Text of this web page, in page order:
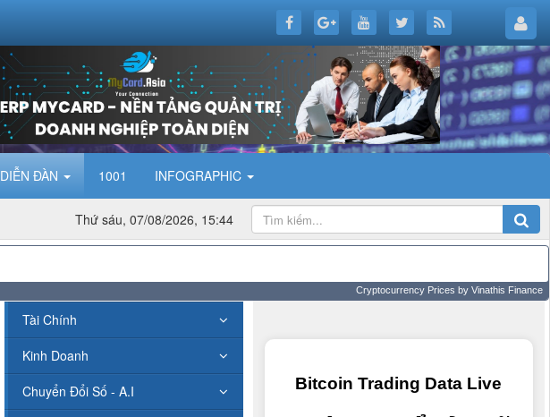
DIỄN ĐÀN 1001 INFOGRAPHIC
Thứ sáu, 07/08/2026, 15:44
Cryptocurrency Prices by Vinathis Finance
Tài Chính
Kinh Doanh
Chuyển Đổi Số - A.I